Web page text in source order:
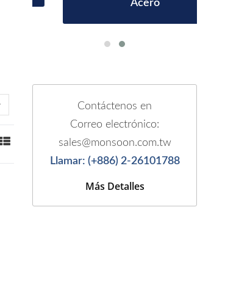
Contáctenos en
Correo electrónico:
sales@monsoon.com.tw
Llamar: (+886) 2-26101788
Más Detalles